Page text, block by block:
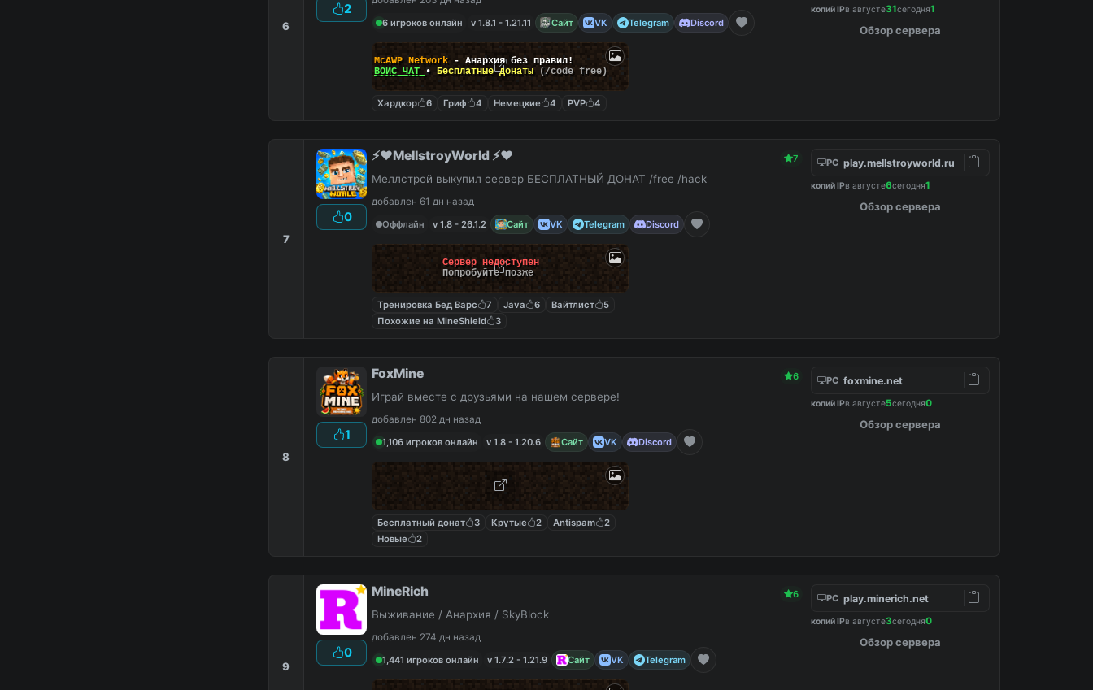
6
2
6 игроков онлайн
v 1.8.1 - 1.21.11 Сайт VK Telegram Discord
McAWP Network - Анархия без правил!
ВОЙС ЧАТ
• Бесплатные донаты (/code free)
Хардкор 6 Гриф 4 Немецкие 4 PVP 4
копий IPв августе31сегодня1
Обзор сервера
7
0
⚡️❤️MellstroyWorld ⚡️❤️ 7
Меллстрой выкупил сервер БЕСПЛАТНЫЙ ДОНАТ /free /hack
добавлен 61 дн назад
Оффлайн
v 1.8 - 26.1.2 Сайт VK Telegram Discord
Сервер недоступен
Попробуйте позже
Тренировка Бед Варс 7 Java 6 Вайтлист
5
Похожие на MineShield
3
PC play.mellstroyworld.ru
копий IPв августе6сегодня1
Обзор сервера
8
1
FoxMine 6
Играй вместе с друзьями на нашем сервере!
добавлен 802 дн назад
1,106 игроков онлайн
v 1.8 - 1.20.6 Сайт VK Discord
Бесплатный донат 3 Крутые 2 Antispam
2
Новые
2
PC foxmine.net
копий IPв августе5сегодня0
Обзор сервера
9
0
MineRich 6
Выживание / Анархия / SkyBlock
добавлен 274 дн назад
1,441 игроков онлайн
v 1.7.2 - 1.21.9 Сайт VK Telegram
PC play.minerich.net
копий IPв августе3сегодня0
Обзор сервера